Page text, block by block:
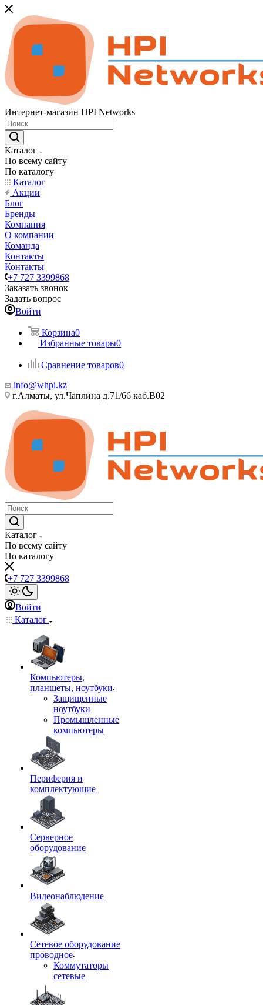
Интернет-магазин HPI Networks
Каталог
По всему сайту
По каталогу
Каталог
Акции
Блог
Бренды
Компания
О компании
Команда
Контакты
Контакты
+7 727 3399868
Заказать звонок
Задать вопрос
Войти
Корзина0
Избранные товары0
Сравнение товаров0
info@whpi.kz
г.Алматы, ул.Чаплина д.71/66 каб.B02
Каталог
По всему сайту
По каталогу
+7 727 3399868
Войти
Каталог
Компьютеры,
планшеты, ноутбуки
Защищенные
ноутбуки
Промышленные
компьютеры
Периферия и
комплектующие
Серверное
оборудование
Видеонаблюдение
Сетевое оборудование
проводное
Коммутаторы
сетевые